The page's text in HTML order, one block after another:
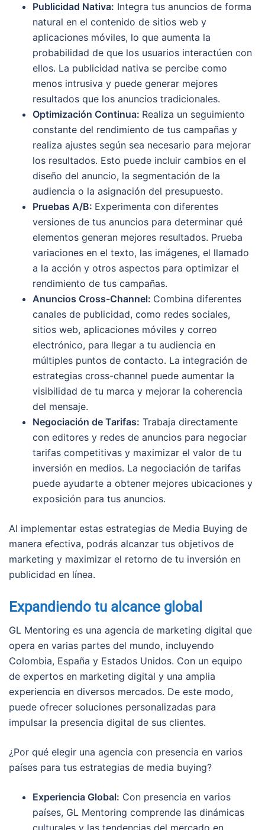
Publicidad Nativa: Integra tus anuncios de forma
natural en el contenido de sitios web y
aplicaciones móviles, lo que aumenta la
probabilidad de que los usuarios interactúen con
ellos. La publicidad nativa se percibe como
menos intrusiva y puede generar mejores
resultados que los anuncios tradicionales.
Optimización Continua: Realiza un seguimiento
constante del rendimiento de tus campañas y
realiza ajustes según sea necesario para mejorar
los resultados. Esto puede incluir cambios en el
diseño del anuncio, la segmentación de la
audiencia o la asignación del presupuesto.
Pruebas A/B: Experimenta con diferentes
versiones de tus anuncios para determinar qué
elementos generan mejores resultados. Prueba
variaciones en el texto, las imágenes, el llamado
a la acción y otros aspectos para optimizar el
rendimiento de tus campañas.
Anuncios Cross-Channel: Combina diferentes
canales de publicidad, como redes sociales,
sitios web, aplicaciones móviles y correo
electrónico, para llegar a tu audiencia en
múltiples puntos de contacto. La integración de
estrategias cross-channel puede aumentar la
visibilidad de tu marca y mejorar la coherencia
del mensaje.
Negociación de Tarifas: Trabaja directamente
con editores y redes de anuncios para negociar
tarifas competitivas y maximizar el valor de tu
inversión en medios. La negociación de tarifas
puede ayudarte a obtener mejores ubicaciones y
exposición para tus anuncios.
Al implementar estas estrategias de Media Buying de
manera efectiva, podrás alcanzar tus objetivos de
marketing y maximizar el retorno de tu inversión en
publicidad en línea.
Expandiendo tu alcance global
GL Mentoring es una agencia de marketing digital que
opera en varias partes del mundo, incluyendo
Colombia, España y Estados Unidos. Con un equipo
de expertos en marketing digital y una amplia
experiencia en diversos mercados. De este modo,
puede ofrecer soluciones personalizadas para
impulsar la presencia digital de sus clientes.
¿Por qué elegir una agencia con presencia en varios
países para tus estrategias de media buying?
Experiencia Global: Con presencia en varios
países, GL Mentoring comprende las dinámicas